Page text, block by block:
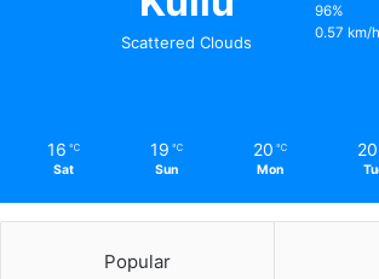
Scattered Clouds
96%
0.57 km/h
16 ℃
Sat
19 ℃
Sun
20 ℃
Mon
20
Popular